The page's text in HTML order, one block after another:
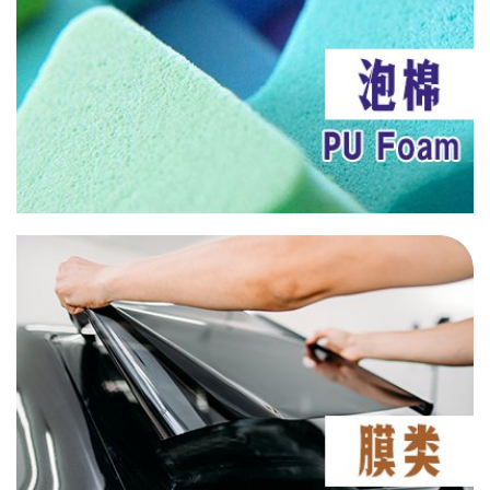
UV 571
UV 1
UV B75
HN 130
LS 123
LS 292